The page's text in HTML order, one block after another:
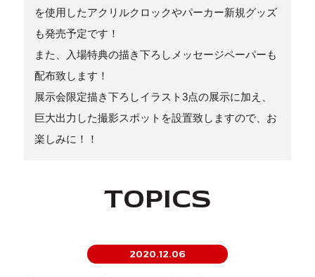
を使用したアクリルクロックやパーカー新規グッズ
も発売予定です！
また、入場特典の描き下ろしメッセージペーパーも
配布致します！
展示会限定描き下ろしイラスト3点の展示に加え、
巨大出力した撮影スポットを設置致しますので、お
楽しみに！！
TOPICS
2020.12.06